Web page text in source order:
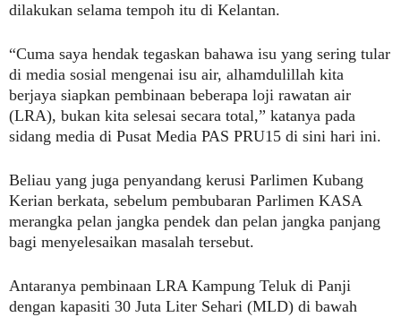
dilakukan selama tempoh itu di Kelantan.
“Cuma saya hendak tegaskan bahawa isu yang sering tular
di media sosial mengenai isu air, alhamdulillah kita
berjaya siapkan pembinaan beberapa loji rawatan air
(LRA), bukan kita selesai secara total,” katanya pada
sidang media di Pusat Media PAS PRU15 di sini hari ini.
Beliau yang juga penyandang kerusi Parlimen Kubang
Kerian berkata, sebelum pembubaran Parlimen KASA
merangka pelan jangka pendek dan pelan jangka panjang
bagi menyelesaikan masalah tersebut.
Antaranya pembinaan LRA Kampung Teluk di Panji
dengan kapasiti 30 Juta Liter Sehari (MLD) di bawah